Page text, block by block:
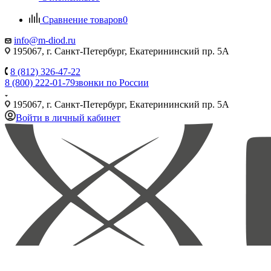
Сравнение товаров0
info@m-diod.ru
195067, г. Санкт-Петербург, Екатерининский пр. 5А
8 (812) 326-47-22
8 (800) 222-01-79звонки по России
195067, г. Санкт-Петербург, Екатерининский пр. 5А
Войти в личный кабинет